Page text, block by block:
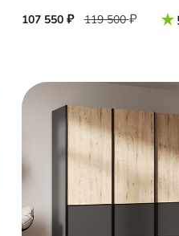
107 550 119 500